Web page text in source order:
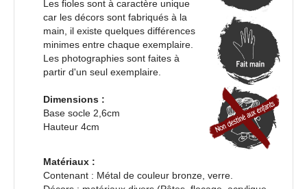
Les fioles sont à caractère unique
car les décors sont fabriqués à la
main, il existe quelques différences
minimes entre chaque exemplaire.
Les photographies sont faites à
partir d'un seul exemplaire.
Dimensions :
Base socle 2,6cm
Hauteur 4cm
Matériaux :
Contenant : Métal de couleur bronze, verre.